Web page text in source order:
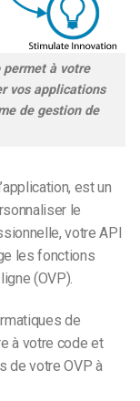
permet à votre
vos applications
de gestion de
est un
le
votre API
les fonctions
(OVP).
de
à votre code et
de votre OVP à